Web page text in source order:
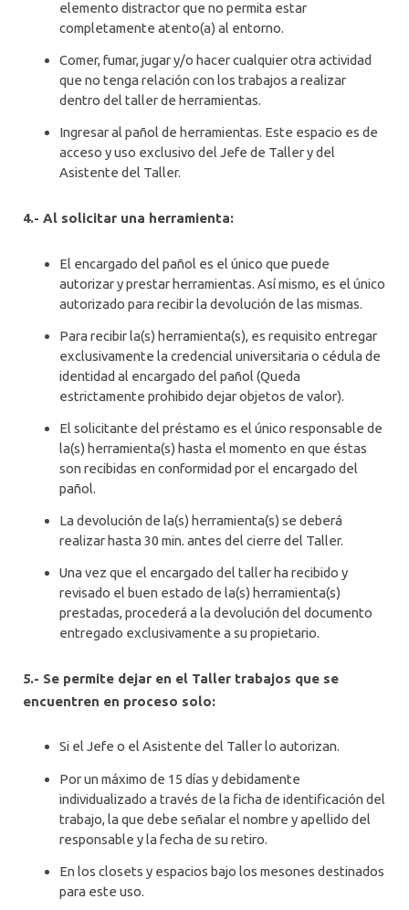
elemento distractor que no permita estar
completamente atento(a) al entorno.
Comer, fumar, jugar y/o hacer cualquier otra actividad
que no tenga relación con los trabajos a realizar
dentro del taller de herramientas.
Ingresar al pañol de herramientas. Este espacio es de
acceso y uso exclusivo del Jefe de Taller y del
Asistente del Taller.
4.- Al solicitar una herramienta:
El encargado del pañol es el único que puede
autorizar y prestar herramientas. Así mismo, es el único
autorizado para recibir la devolución de las mismas.
Para recibir la(s) herramienta(s), es requisito entregar
exclusivamente la credencial universitaria o cédula de
identidad al encargado del pañol (Queda
estrictamente prohibido dejar objetos de valor).
El solicitante del préstamo es el único responsable de
la(s) herramienta(s) hasta el momento en que éstas
son recibidas en conformidad por el encargado del
pañol.
La devolución de la(s) herramienta(s) se deberá
realizar hasta 30 min. antes del cierre del Taller.
Una vez que el encargado del taller ha recibido y
revisado el buen estado de la(s) herramienta(s)
prestadas, procederá a la devolución del documento
entregado exclusivamente a su propietario.
5.- Se permite dejar en el Taller trabajos que se
encuentren en proceso solo:
Si el Jefe o el Asistente del Taller lo autorizan.
Por un máximo de 15 días y debidamente
individualizado a través de la ficha de identificación del
trabajo, la que debe señalar el nombre y apellido del
responsable y la fecha de su retiro.
En los closets y espacios bajo los mesones destinados
para este uso.